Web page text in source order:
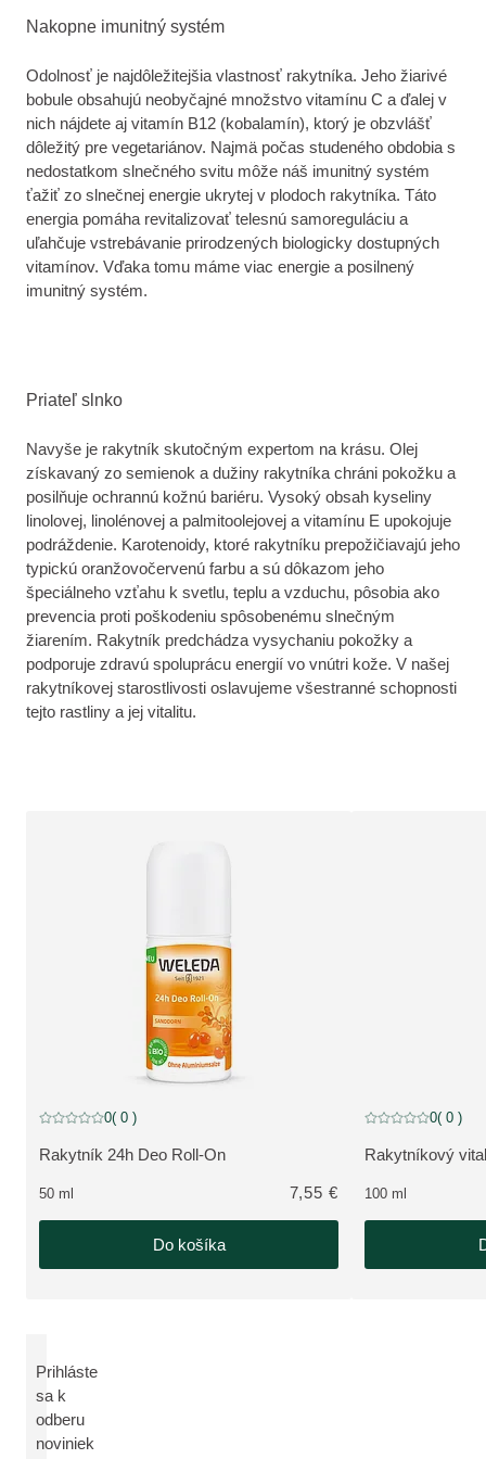
Nakopne imunitný systém
Odolnosť je najdôležitejšia vlastnosť rakytníka. Jeho žiarivé
bobule obsahujú neobyčajné množstvo vitamínu C a ďalej v
nich nájdete aj vitamín B12 (kobalamín), ktorý je obzvlášť
dôležitý pre vegetariánov. Najmä počas studeného obdobia s
nedostatkom slnečného svitu môže náš imunitný systém
ťažiť zo slnečnej energie ukrytej v plodoch rakytníka. Táto
energia pomáha revitalizovať telesnú samoreguláciu a
uľahčuje vstrebávanie prirodzených biologicky dostupných
vitamínov. Vďaka tomu máme viac energie a posilnený
imunitný systém.
Priateľ slnko
Navyše je rakytník skutočným expertom na krásu. Olej
získavaný zo semienok a dužiny rakytníka chráni pokožku a
posilňuje ochrannú kožnú bariéru. Vysoký obsah kyseliny
linolovej, linolénovej a palmitoolejovej a vitamínu E upokojuje
podráždenie. Karotenoidy, ktoré rakytníku prepožičiavajú jeho
typickú oranžovočervenú farbu a sú dôkazom jeho
špeciálneho vzťahu k svetlu, teplu a vzduchu, pôsobia ako
prevencia proti poškodeniu spôsobenému slnečným
žiarením. Rakytník predchádza vysychaniu pokožky a
podporuje zdravú spoluprácu energií vo vnútri kože. V našej
rakytníkovej starostlivosti oslavujeme všestranné schopnosti
tejto rastliny a jej vitalitu.
ZOBRAZIŤ PRODUKT:
Rakytník 24h Deo Roll-On
Aktuálne hodnotenie: 0 z 5 hviezdičiek hodnotené 0 zákazníkmi
0( 0 )
50 ml 7,55 €
Do košíka
ZOBRAZIŤ
Rakytníkový
Aktuálne 0( 0 )
100 ml
Prihláste
sa k
odberu
noviniek